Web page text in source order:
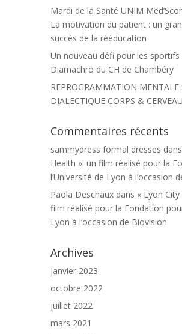
Mardi de la Santé UNIM
La motivation du patient : un
succès de la rééducation
Un nouveau défi pour les sportifs
Diamachro du CH de Chambéry
REPROGRAMMATION MENTALE
DIALECTIQUE CORPS & CERVEAU
Commentaires récents
sammydress formal dresses dans
Health »: un film réalisé pour la
l’Université de Lyon à l’occasion
Paola Deschaux dans « Lyon
film réalisé pour la Fondation
Lyon à l’occasion de Biovision
Archives
janvier 2023
octobre 2022
juillet 2022
mars 2021